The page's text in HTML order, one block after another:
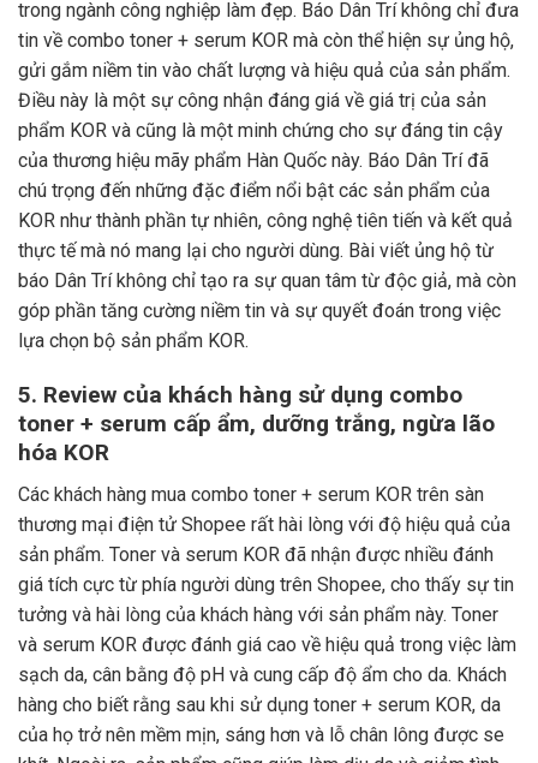
trong ngành công nghiệp làm đẹp. Báo Dân Trí không chỉ đưa
tin về combo toner + serum KOR mà còn thể hiện sự ủng hộ,
gửi gắm niềm tin vào chất lượng và hiệu quả của sản phẩm.
Điều này là một sự công nhận đáng giá về giá trị của sản
phẩm KOR và cũng là một minh chứng cho sự đáng tin cậy
của thương hiệu mãy phẩm Hàn Quốc này. Báo Dân Trí đã
chú trọng đến những đặc điểm nổi bật các sản phẩm của
KOR như thành phần tự nhiên, công nghệ tiên tiến và kết quả
thực tế mà nó mang lại cho người dùng. Bài viết ủng hộ từ
báo Dân Trí không chỉ tạo ra sự quan tâm từ độc giả, mà còn
góp phần tăng cường niềm tin và sự quyết đoán trong việc
lựa chọn bộ sản phẩm KOR.
5. Review của khách hàng sử dụng combo
toner + serum cấp ẩm, dưỡng trắng, ngừa lão
hóa KOR
Các khách hàng mua combo toner + serum KOR trên sàn
thương mại điện tử Shopee rất hài lòng với độ hiệu quả của
sản phẩm. Toner và serum KOR đã nhận được nhiều đánh
giá tích cực từ phía người dùng trên Shopee, cho thấy sự tin
tưởng và hài lòng của khách hàng với sản phẩm này. Toner
và serum KOR được đánh giá cao về hiệu quả trong việc làm
sạch da, cân bằng độ pH và cung cấp độ ẩm cho da. Khách
hàng cho biết rằng sau khi sử dụng toner + serum KOR, da
của họ trở nên mềm mịn, sáng hơn và lỗ chân lông được se